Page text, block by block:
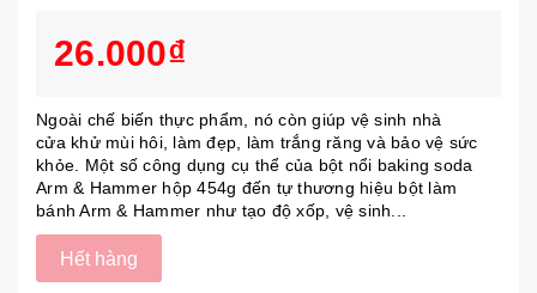
26.000₫
Ngoài chế biến thực phẩm, nó còn giúp vệ sinh nhà
cửa khử mùi hôi, làm đẹp, làm trắng răng và bảo vệ sức
khỏe. Một số công dụng cụ thể của bột nổi baking soda
Arm & Hammer hộp 454g đến tự thương hiệu bột làm
bánh Arm & Hammer như tạo độ xốp, vệ sinh...
Hết hàng